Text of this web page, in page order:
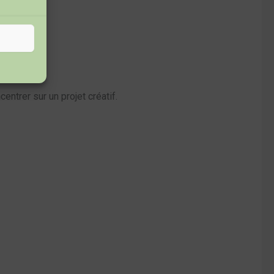
sur un projet créatif.